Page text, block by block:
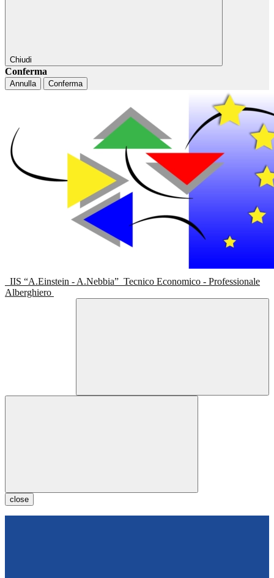
Chiudi
Conferma
Annulla Conferma
IIS “A.Einstein - A.Nebbia” Tecnico Economico - Professionale
Alberghiero
close